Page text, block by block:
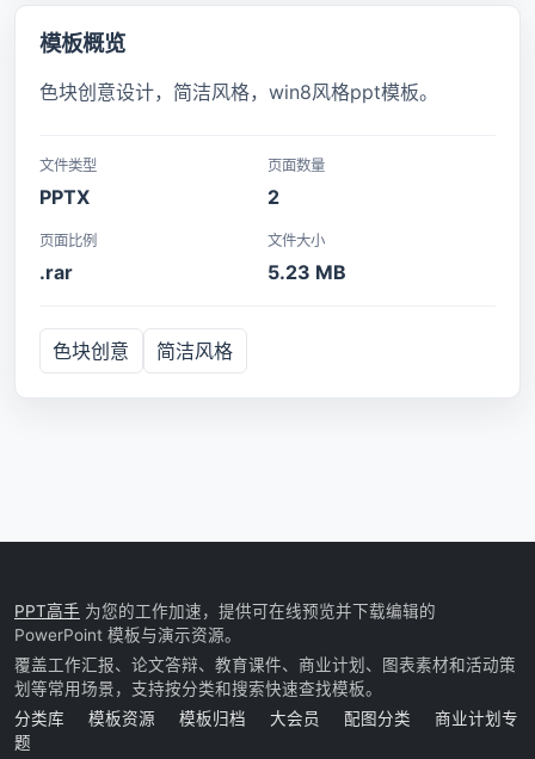
模板概览
色块创意设计，简洁风格，win8风格ppt模板。
文件类型
PPTX
页面数量
2
页面比例
.rar
文件大小
5.23 MB
色块创意 简洁风格
PPT高手 为您的工作加速，提供可在线预览并下载编辑的
PowerPoint 模板与演示资源。
覆盖工作汇报、论文答辩、教育课件、商业计划、图表素材和活动策
划等常用场景，支持按分类和搜索快速查找模板。
分类库
模板资源 模板归档 大会员 配图分类
商业计划专
题